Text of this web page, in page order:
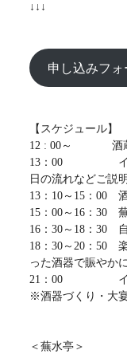
↓↓↓
申し込みフ
【スケジュール】
12 : 00～ 酒蔵
13：00 イベ
日の流れなどご説明
13：10～15：00
15：00～16：30
16：30～18：30
18：30～20：50
った酒器で賑やか
21：00 イベ
※酒器づくり・大
＜蕪水亭＞